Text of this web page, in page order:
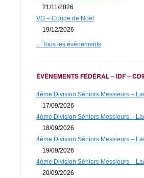
21/11/2026
VG – Coupe de Noël
19/12/2026
... Tous les événements
ÉVÉNEMENTS FÉDÉRAL – IDF –
4ème Division Séniors Messieurs –
17/09/2026
4ème Division Séniors Messieurs –
18/09/2026
4ème Division Séniors Messieurs –
19/09/2026
4ème Division Séniors Messieurs –
20/09/2026